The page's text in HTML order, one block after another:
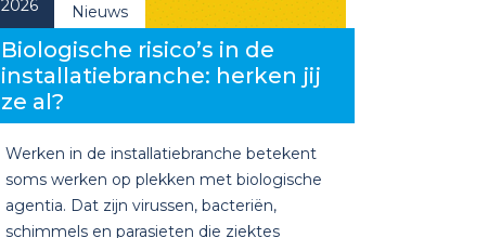
2026
Nieuws
Biologische risico’s in de
installatiebranche: herken jij
ze al?
Werken in de installatiebranche betekent
soms werken op plekken met biologische
agentia. Dat zijn virussen, bacteriën,
schimmels en parasieten die ziektes